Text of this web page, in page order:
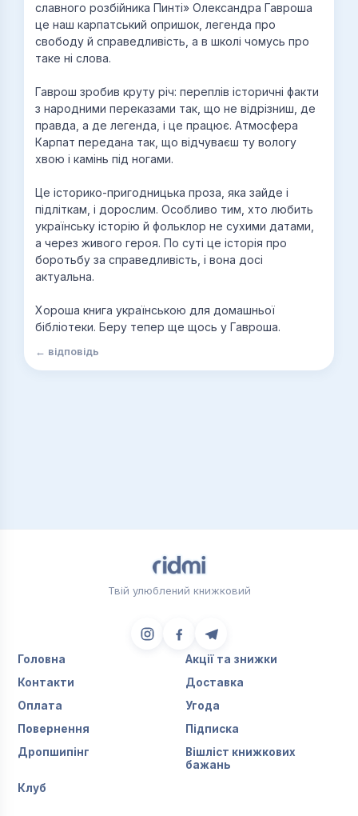
славного розбійника Пинті» Олександра Гавроша
це наш карпатський опришок, легенда про
свободу й справедливість, а в школі чомусь про
таке ні слова.
Гаврош зробив круту річ: переплів історичні факти
з народними переказами так, що не відрізниш, де
правда, а де легенда, і це працює. Атмосфера
Карпат передана так, що відчуваєш ту вологу
хвою і камінь під ногами.
Це історико-пригодницька проза, яка зайде і
підліткам, і дорослим. Особливо тим, хто любить
українську історію й фольклор не сухими датами,
а через живого героя. По суті це історія про
боротьбу за справедливість, і вона досі
актуальна.
Хороша книга українською для домашньої
бібліотеки. Беру тепер ще щось у Гавроша.
← відповідь
Твій улюблений книжковий
Головна
Акції та знижки
Контакти
Доставка
Оплата
Угода
Повернення
Підписка
Дропшипінг
Вішліст книжкових
бажань
Клуб